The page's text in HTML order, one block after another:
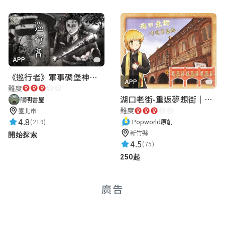
APP
《巡行者》軍事碉堡神秘探索｜陽明書屋實境遊戲
難度
陽明書屋
臺北市
4.8(219)
開始探索
APP
湖口老街-重返夢想街｜新竹老街城市解謎
難度
Popworld原創
新竹縣
4.5(75)
250起
廣告